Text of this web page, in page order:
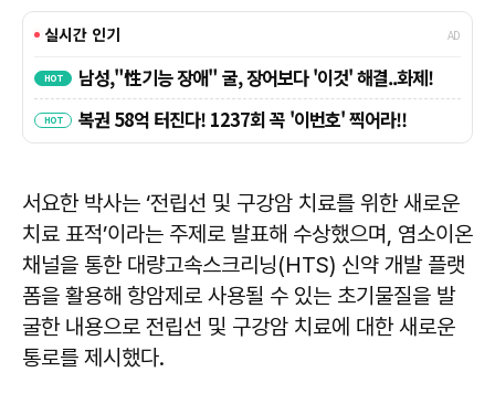
서요한 박사는 ‘전립선 및 구강암 치료를 위한 새로운
치료 표적’이라는 주제로 발표해 수상했으며, 염소이온
채널을 통한 대량고속스크리닝(HTS) 신약 개발 플랫
폼을 활용해 항암제로 사용될 수 있는 초기물질을 발
굴한 내용으로 전립선 및 구강암 치료에 대한 새로운
통로를 제시했다.